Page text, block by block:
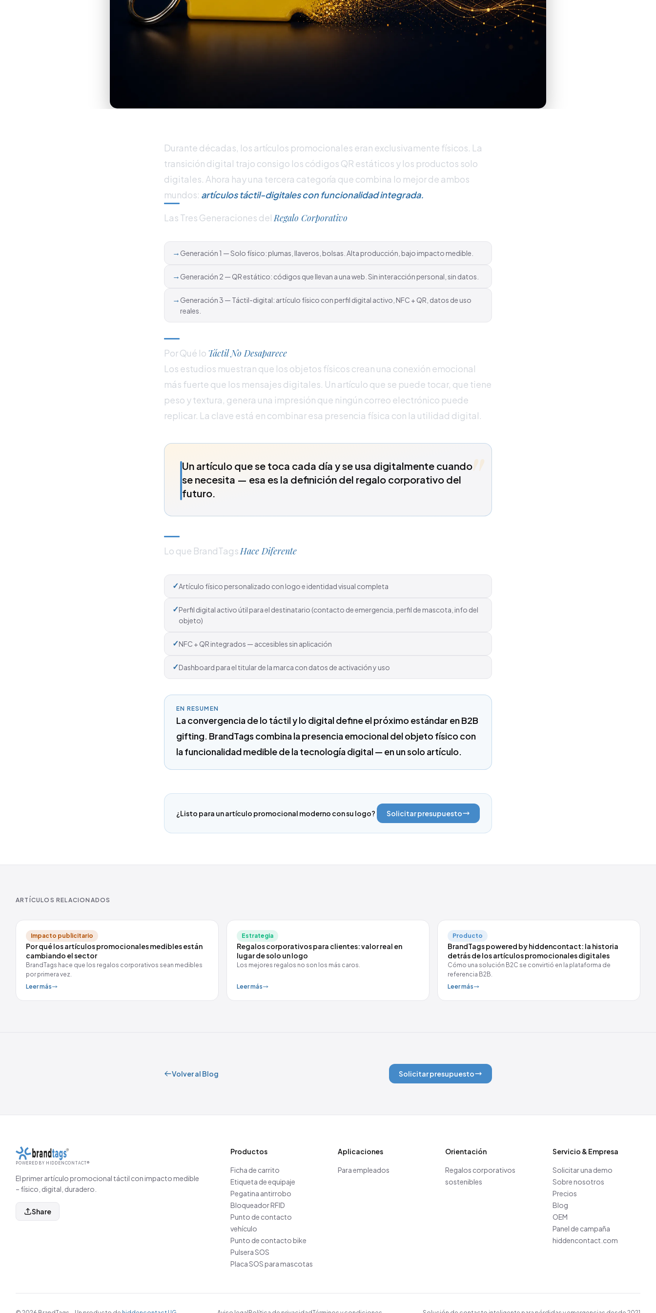
Durante décadas, los artículos promocionales eran exclusivamente físicos. La
transición digital trajo consigo los códigos QR estáticos y los productos solo
digitales. Ahora hay una tercera categoría que combina lo mejor de ambos
mundos: artículos táctil-digitales con funcionalidad integrada.
Las Tres Generaciones del Regalo Corporativo
→ Generación 1 — Solo físico: plumas, llaveros, bolsas. Alta producción, bajo impacto medible.
→ Generación 2 — QR estático: códigos que llevan a una web. Sin interacción personal, sin datos.
→ Generación 3 — Táctil-digital: artículo físico con perfil digital activo, NFC + QR, datos de uso
reales.
Por Qué lo Táctil No Desaparece
Los estudios muestran que los objetos físicos crean una conexión emocional
más fuerte que los mensajes digitales. Un artículo que se puede tocar, que tiene
peso y textura, genera una impresión que ningún correo electrónico puede
replicar. La clave está en combinar esa presencia física con la utilidad digital.
"
Un artículo que se toca cada día y se usa digitalmente cuando
se necesita — esa es la definición del regalo corporativo del
futuro.
Lo que BrandTagsHace Diferente
✓Artículo físico personalizado con logo e identidad visual completa
✓Perfil digital activo útil para el destinatario (contacto de emergencia, perfil de mascota, info del
objeto)
✓NFC + QR integrados — accesibles sin aplicación
✓Dashboard para el titular de la marca con datos de activación y uso
EN RESUMEN
La convergencia de lo táctil y lo digital define el próximo estándar en B2B
gifting. BrandTags combina la presencia emocional del objeto físico con
la funcionalidad medible de la tecnología digital — en un solo artículo.
¿Listo para un artículo promocional moderno con su logo? Solicitar presupuesto
ARTÍCULOS RELACIONADOS
Impacto publicitario
Por qué los artículos promocionales medibles están
cambiando el sector
BrandTags hace que los regalos corporativos sean medibles
por primera vez.
Leer más
Estrategia
Regalos corporativos para clientes: valor real en
lugar de solo un logo
Los mejores regalos no son los más caros.
Leer más
Producto
BrandTags powered by hiddencontact: la historia
detrás de los artículos promocionales digitales
Cómo una solución B2C se convirtió en la plataforma de
referencia B2B.
Leer más
Volver al Blog Solicitar presupuesto
POWERED BY HIDDENCONTACT®
El primer artículo promocional táctil con impacto medible
– físico, digital, duradero.
Share
Productos
Ficha de carrito
Etiqueta de equipaje
Pegatina antirrobo
Bloqueador RFID
Punto de contacto
vehículo
Punto de contacto bike
Pulsera SOS
Placa SOS para mascotas
Aplicaciones
Para empleados
Orientación
Regalos corporativos
sostenibles
Servicio & Empresa
Solicitar una demo
Sobre nosotros
Precios
Blog
OEM
Panel de campaña
hiddencontact.com